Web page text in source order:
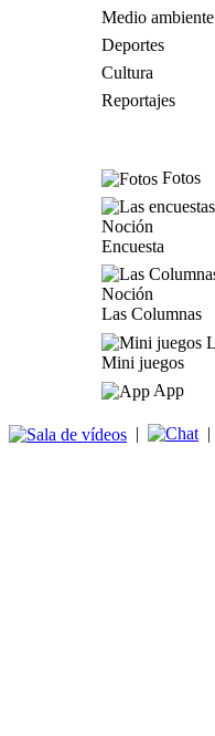
Medio ambiente
Deportes
Cultura
Reportajes
Fotos
Encuesta
Las Columnas
Mini juegos
App
| |